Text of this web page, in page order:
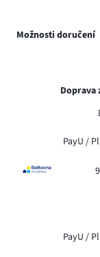
Možnosti doručení
Doprava
PayU /
PayU /